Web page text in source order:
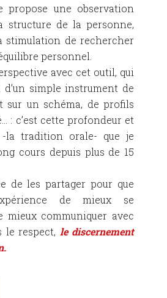
propose une observation
structure de la personne,
stimulation de rechercher
personnel.
avec cet outil, qui
d’un simple instrument de
sur un schéma, de profils
: c’est cette profondeur et
-la tradition orale- que je
cours depuis plus de 15
de les partager pour que
demieux se
mieux communiquer avec
le respect, le discernement